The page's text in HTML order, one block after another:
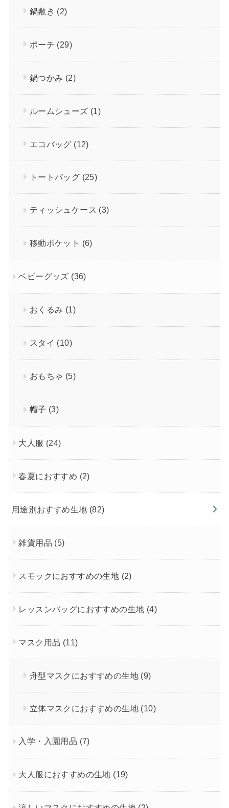
鍋敷き (2)
ポーチ (29)
鍋つかみ (2)
ルームシューズ (1)
エコバッグ (12)
トートバッグ (25)
ティッシュケース (3)
移動ポケット (6)
ベビーグッズ (36)
おくるみ (1)
スタイ (10)
おもちゃ (5)
帽子 (3)
大人服 (24)
春夏におすすめ (2)
用途別おすすめ生地 (82)
雑貨用品 (5)
スモックにおすすめの生地 (2)
レッスンバッグにおすすめの生地 (4)
マスク用品 (11)
舟型マスクにおすすめの生地 (9)
立体マスクにおすすめの生地 (10)
入学・入園用品 (7)
大人服におすすめの生地 (19)